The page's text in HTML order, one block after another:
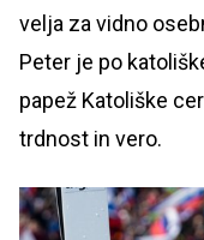
velja za vidno
Peter je po
papež Katoliške
trdnost in vero.